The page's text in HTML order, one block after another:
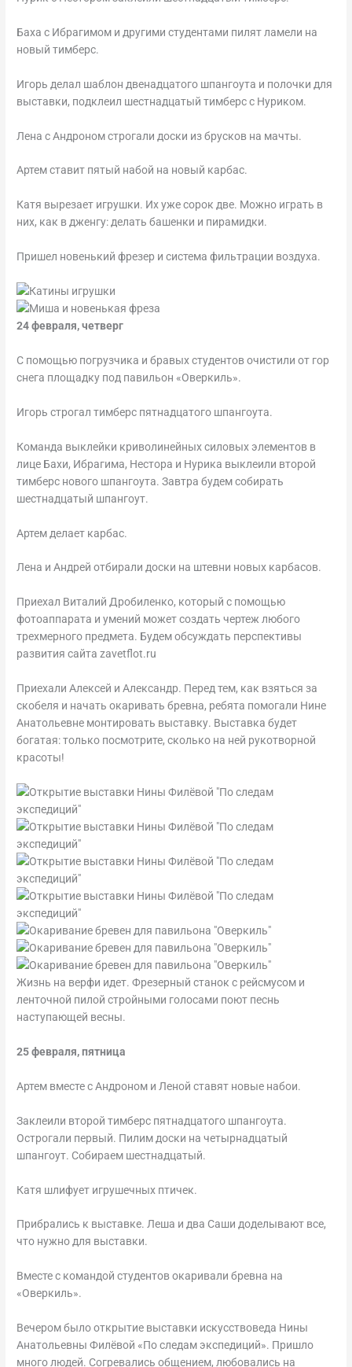
Баха с Ибрагимом и другими студентами пилят ламели на
новый тимберс.
Игорь делал шаблон двенадцатого шпангоута и полочки для
выставки, подклеил шестнадцатый тимберс с Нуриком.
Лена с Андроном строгали доски из брусков на мачты.
Артем ставит пятый набой на новый карбас.
Катя вырезает игрушки. Их уже сорок две. Можно играть в
них, как в дженгу: делать башенки и пирамидки.
Пришел новенький фрезер и система фильтрации воздуха.
24 февраля, четверг
С помощью погрузчика и бравых студентов очистили от гор
снега площадку под павильон «Оверкиль».
Игорь строгал тимберс пятнадцатого шпангоута.
Команда выклейки криволинейных силовых элементов в
лице Бахи, Ибрагима, Нестора и Нурика выклеили второй
тимберс нового шпангоута. Завтра будем собирать
шестнадцатый шпангоут.
Артем делает карбас.
Лена и Андрей отбирали доски на штевни новых карбасов.
Приехал Виталий Дробиленко, который с помощью
фотоаппарата и умений может создать чертеж любого
трехмерного предмета. Будем обсуждать перспективы
развития сайта zavetflot.ru
Приехали Алексей и Александр. Перед тем, как взяться за
скобеля и начать окаривать бревна, ребята помогали Нине
Анатольевне монтировать выставку. Выставка будет
богатая: только посмотрите, сколько на ней рукотворной
красоты!
Жизнь на верфи идет. Фрезерный станок с рейсмусом и
ленточной пилой стройными голосами поют песнь
наступающей весны.
25 февраля, пятница
Артем вместе с Андроном и Леной ставят новые набои.
Заклеили второй тимберс пятнадцатого шпангоута.
Острогали первый. Пилим доски на четырнадцатый
шпангоут. Собираем шестнадцатый.
Катя шлифует игрушечных птичек.
Прибрались к выставке. Леша и два Саши доделывают все,
что нужно для выставки.
Вместе с командой студентов окаривали бревна на
«Оверкиль».
Вечером было открытие выставки искусствоведа Нины
Анатольевны Филёвой «По следам экспедиций». Пришло
много людей. Согревались общением, любовались на